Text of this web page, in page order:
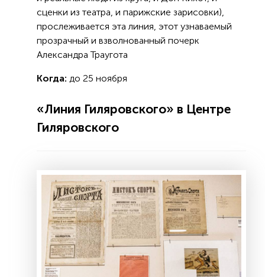
сценки из театра, и парижские зарисовки),
прослеживается эта линия, этот узнаваемый
прозрачный и взволнованный почерк
Александра Траугота
Когда: до 25 ноября
«Линия Гиляровского» в Центре
Гиляровского